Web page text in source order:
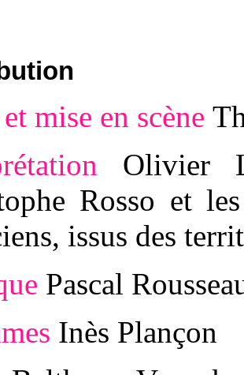
mise en scène
Olivier
Rosso et
issus des
Pascal
Inès Plançon